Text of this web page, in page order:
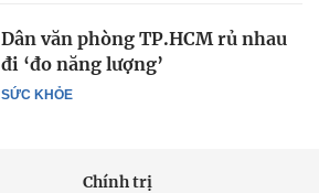
SỨC KHỎE
Dân văn phòng TP.HCM rủ nhau
đi ‘đo năng lượng’
Chính trị